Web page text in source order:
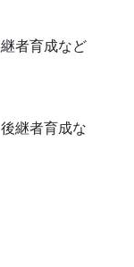
者育成など
継者育成な